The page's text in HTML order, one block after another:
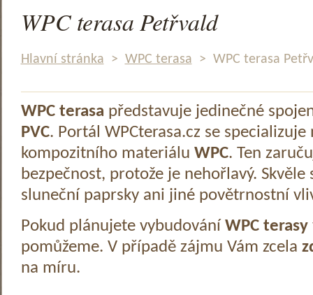
WPC terasa Petřvald
Hlavní stránka > WPC terasa > WPC terasa
WPC terasa představuje jedinečné
PVC. Portál WPCterasa.cz se specializuje
kompozitního materiálu WPC. Ten
bezpečnost, protože je nehořlavý.
sluneční paprsky ani jiné povětrnostní
Pokud plánujete vybudování WPC terasy
pomůžeme. V případě zájmu Vám zcela
na míru.